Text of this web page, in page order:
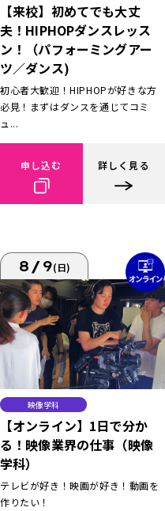
【来校】初めてでも大丈
夫！HIPHOPダンスレッス
ン！（パフォーミングアー
ツ／ダンス)
初心者大歓迎！HIPHOPが好きな方
必見！まずはダンスを通じてコミ
ュ...
申し込む 詳しく見る
8/9(日)
映像学科
【オンライン】1日で分か
る！映像業界の仕事（映像
学科）
テレビが好き！映画が好き！動画を
作りたい！